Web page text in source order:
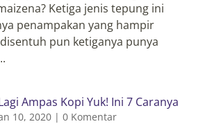
Ketiga jenis tepung ini
penampakan yang hampir
pun ketiganya punya
Ampas Kopi Yuk! Ini 7 Caranya
10, 2020 |0 Komentar